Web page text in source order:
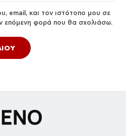
email, και τον ιστότοπο μου σε
επόμενη φορά που θα σχολιάσω.